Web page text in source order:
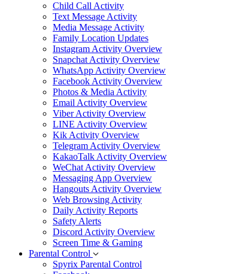
Child Call Activity
Text Message Activity
Media Message Activity
Family Location Updates
Instagram Activity Overview
Snapchat Activity Overview
WhatsApp Activity Overview
Facebook Activity Overview
Photos & Media Activity
Email Activity Overview
Viber Activity Overview
LINE Activity Overview
Kik Activity Overview
Telegram Activity Overview
KakaoTalk Activity Overview
WeChat Activity Overview
Messaging App Overview
Hangouts Activity Overview
Web Browsing Activity
Daily Activity Reports
Safety Alerts
Discord Activity Overview
Screen Time & Gaming
Parental Control
Spyrix Parental Control